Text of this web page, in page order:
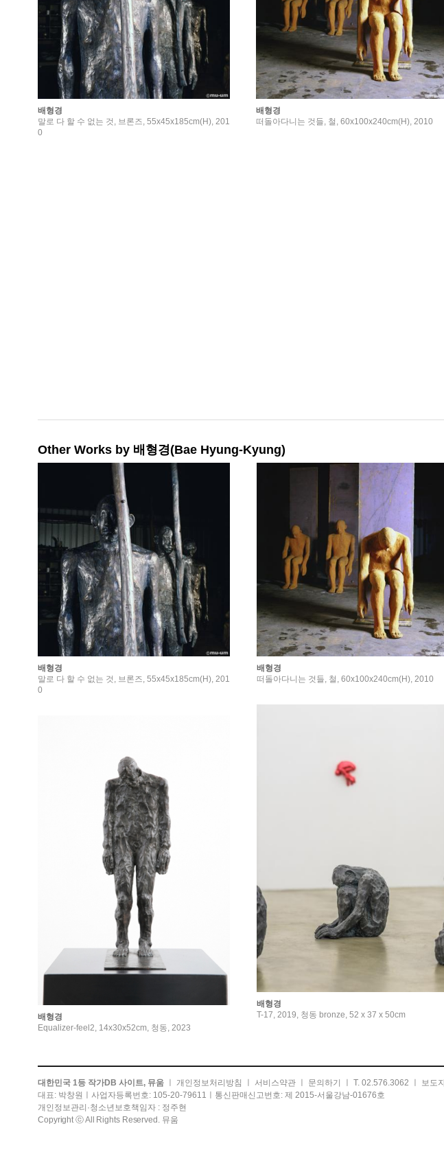
배형경
말로 다 할 수 없는 것, 브론즈, 55x45x185cm(H), 201
0
배형경
떠돌아다니는 것들, 철, 60x100x240cm(H), 2010
Other Works by 배형경(Bae Hyung-Kyung)
배형경
말로 다 할 수 없는 것, 브론즈, 55x45x185cm(H), 201
0
배형경
떠돌아다니는 것들, 철, 60x100x240cm(H), 2010
배형경
T-17, 2019, 청동 bronze, 52 x 37 x 50cm
배형경
Equalizer-feel2, 14x30x52cm, 청동, 2023
대한민국 1등 작가DB 사이트, 뮤움 개인정보처리방침 서비스약관 문의하기 ㅣ T. 02.576.3062 ㅣ 보도
대표: 박창원ㅣ사업자등록번호: 105-20-79611ㅣ통신판매신고번호: 제 2015-서울강남-01676호
개인정보관리·청소년보호책임자 : 정주현
Copyright ⓒ All Rights Reserved. 뮤움